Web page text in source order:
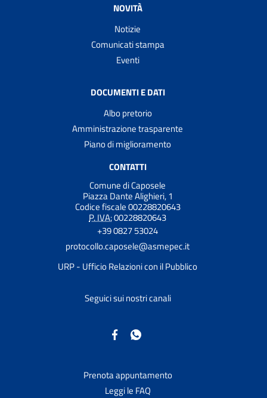
NOVITÀ
Notizie
Comunicati stampa
Eventi
DOCUMENTI E DATI
Albo pretorio
Amministrazione trasparente
Piano di miglioramento
CONTATTI
Comune di Caposele
Piazza Dante Alighieri, 1
Codice fiscale 00228820643
P. IVA:00228820643
+39 0827 53024
protocollo.caposele@asmepec.it
URP - Ufficio Relazioni con il Pubblico
Seguici sui nostri canali
Prenota appuntamento
Leggi le FAQ